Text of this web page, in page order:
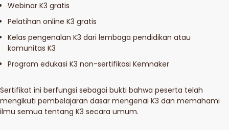
Webinar K3 gratis
Pelatihan online K3 gratis
Kelas pengenalan K3 dari lembaga pendidikan atau
komunitas K3
Program edukasi K3 non-sertifikasi Kemnaker
Sertifikat ini berfungsi sebagai bukti bahwa peserta telah
mengikuti pembelajaran dasar mengenai K3 dan memahami
ilmu semua tentang K3 secara umum.